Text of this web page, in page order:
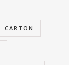
CARTON